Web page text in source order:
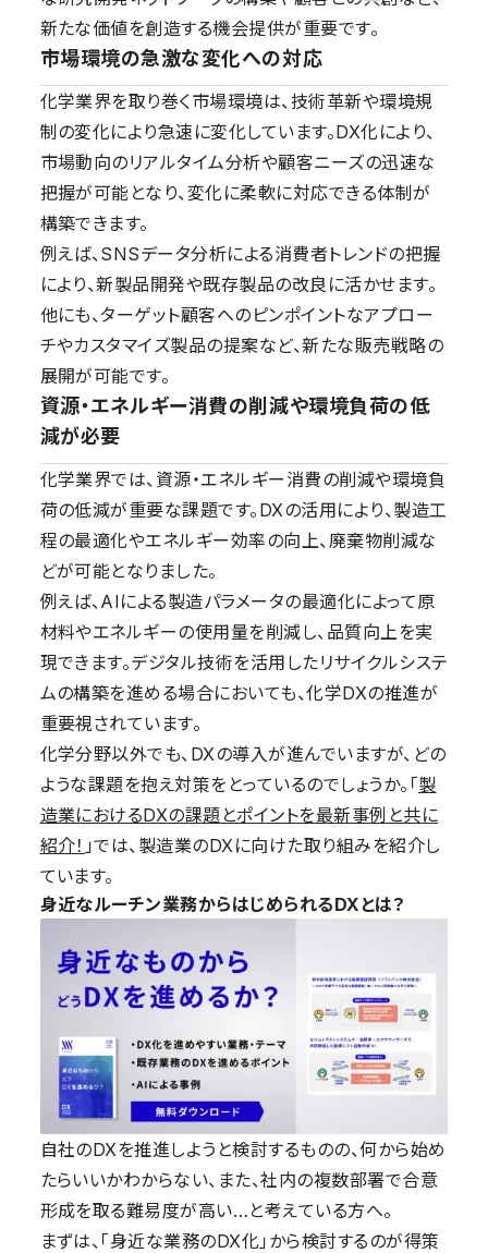
新たな価値を創造する機会提供が重要です。
市場環境の急激な変化への対応
化学業界を取り巻く市場環境は、技術革新や環境規
制の変化により急速に変化しています。DX化により、
市場動向のリアルタイム分析や顧客ニーズの迅速な
把握が可能となり、変化に柔軟に対応できる体制が
構築できます。
例えば、SNSデータ分析による消費者トレンドの把握
により、新製品開発や既存製品の改良に活かせます。
他にも、ターゲット顧客へのピンポイントなアプロー
チやカスタマイズ製品の提案など、新たな販売戦略の
展開が可能です。
資源・エネルギー消費の削減や環境負荷の低
減が必要
化学業界では、資源・エネルギー消費の削減や環境負
荷の低減が重要な課題です。DXの活用により、製造工
程の最適化やエネルギー効率の向上、廃棄物削減な
どが可能となりました。
例えば、AIによる製造パラメータの最適化によって原
材料やエネルギーの使用量を削減し、品質向上を実
現できます。デジタル技術を活用したリサイクルシステ
ムの構築を進める場合においても、化学DXの推進が
重要視されています。
化学分野以外でも、DXの導入が進んでいますが、どの
ような課題を抱え対策をとっているのでしょうか。「製
造業におけるDXの課題とポイントを最新事例と共に
紹介！ 」では、製造業のDXに向けた取り組みを紹介し
ています。
身近なルーチン業務からはじめられるDXとは？
自社のDXを推進しようと検討するものの、何から始め
たらいいかわからない、また、社内の複数部署で合意
形成を取る難易度が高い…と考えている方へ。
まずは、「身近な業務のDX化」から検討するのが得策